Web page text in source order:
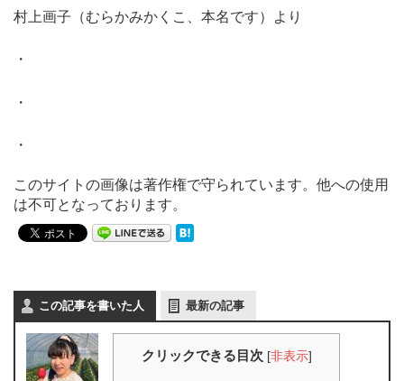
村上画子（むらかみかくこ、本名です）より
・
・
・
このサイトの画像は著作権で守られています。他への使用
は不可となっております。
この記事を書いた人 最新の記事
クリックできる目次 [非表示]